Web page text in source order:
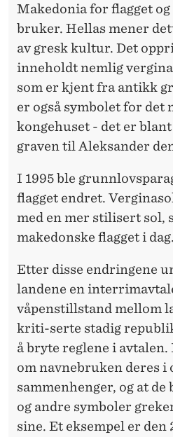
Makedonia for flagget
bruker. Hellas mener
av gresk kultur. Det
inneholdt nemlig
som er kjent fra antikk
er også symbolet for det
kongehuset - det er
graven til Aleksander
I 1995 ble
flagget endret.
med en mer stilisert sol,
makedonske flagget i dag.
Etter disse endringene
landene en
våpenstillstand mellom
kriti-serte stadig
å bryte reglene i
om navnebruken deres i
sammenhenger, og at
og andre symboler
sine. Et eksempel er den